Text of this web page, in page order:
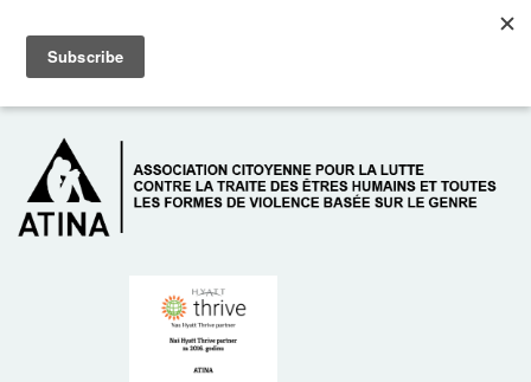
À PROPOS DE NOUS